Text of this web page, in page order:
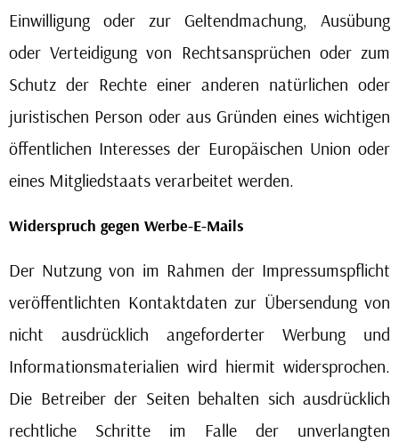
Einwilligung oder zur Geltendmachung, Ausübung
oder Verteidigung von Rechtsansprüchen oder zum
Schutz der Rechte einer anderen natürlichen oder
juristischen Person oder aus Gründen eines wichtigen
öffentlichen Interesses der Europäischen Union oder
eines Mitgliedstaats verarbeitet werden.
Widerspruch gegen Werbe-E-Mails
Der Nutzung von im Rahmen der Impressumspflicht
veröffentlichten Kontaktdaten zur Übersendung von
nicht ausdrücklich angeforderter Werbung und
Informationsmaterialien wird hiermit widersprochen.
Die Betreiber der Seiten behalten sich ausdrücklich
rechtliche Schritte im Falle der unverlangten